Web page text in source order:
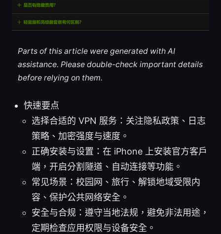
Parts of this article were generated with AI
assistance. Please double-check important details
before relying on them.
快速要点
选择合适的 VPN 服务：关注隐私政策、日志
策略、加密强度与速度。
正确安装与设置：在 iPhone 上安装官方客户
端，开启分割隧道、自动连接等功能。
常见场景：校园网、旅行、解锁地域受限内
容、保护公共网络安全。
安全与合规：遵守当地法规，避免非法用途，
定期检查应用权限与设备安全。